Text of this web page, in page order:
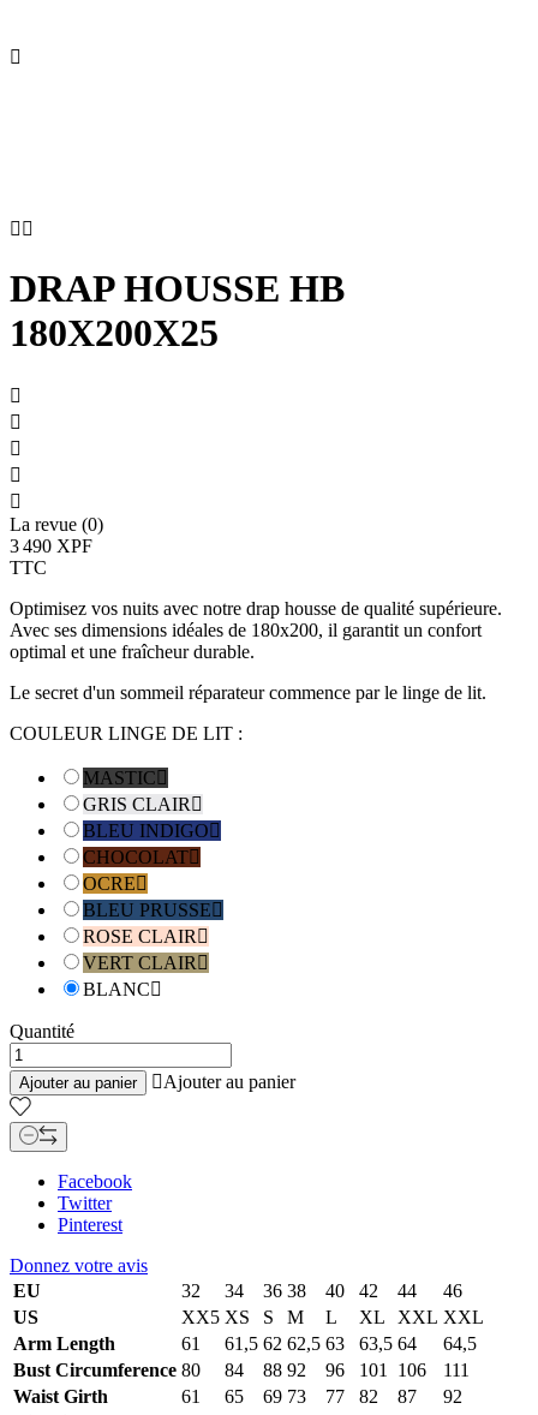

 
DRAP HOUSSE HB
180X200X25





La revue (0)
3 490 XPF
TTC
Optimisez vos nuits avec notre drap housse de qualité supérieure.
Avec ses dimensions idéales de 180x200, il garantit un confort
optimal et une fraîcheur durable.
Le secret d'un sommeil réparateur commence par le linge de lit.
COULEUR LINGE DE LIT :
MASTIC
GRIS CLAIR 
BLEU INDIGO
CHOCOLAT
OCRE
BLEU PRUSSE
ROSE CLAIR 
VERT CLAIR 
BLANC
Quantité
Ajouter au panier Ajouter au panier
Facebook
Twitter
Pinterest
Donnez votre avis
EU
32 34 36 38 40 42 44
46
US
XX5 XS S M L XL XXL XXL
Arm Length
61 61,5 62 62,5 63 63,5 64
64,5
Bust Circumference 80 84 88 92 96 101 106
111
Waist Girth
61 65 69 73 77 82 87
92